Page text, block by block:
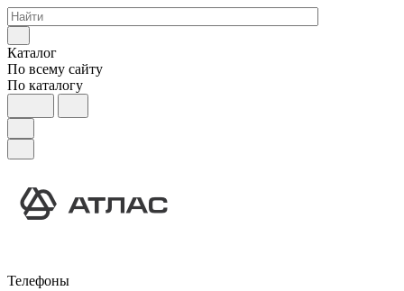
Каталог
По всему сайту
По каталогу
Телефоны